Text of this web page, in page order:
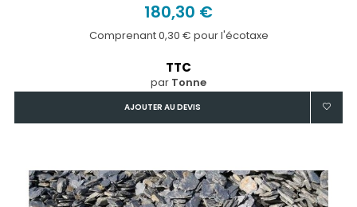
180,30 €
Comprenant 0,30 € pour l'écotaxe
TTC
par Tonne
AJOUTER AU DEVIS